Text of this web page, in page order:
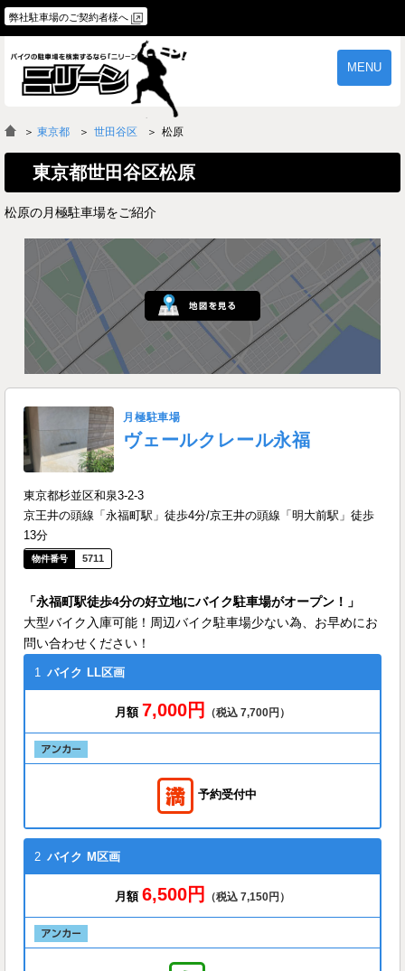
弊社駐車場のご契約者様へ
MENU
物件一覧
よくあるご質問
＞ 東京都 世田谷区 松原
東京都世田谷区松原
松原の月極駐車場をご紹介
月極駐車場
ヴェールクレール永福
東京都杉並区和泉3-2-3
京王井の頭線「永福町駅」徒歩4分/京王井の頭線「明大前駅」徒歩
13分
5711
「永福町駅徒歩4分の好立地にバイク駐車場がオープン！」
大型バイク入庫可能！周辺バイク駐車場少ない為、お早めにお
問い合わせください！
1 バイク LL区画
月額 7,000円 （税込 7,700円）
予約受付中
2 バイク M区画
月額 6,500円 （税込 7,150円）